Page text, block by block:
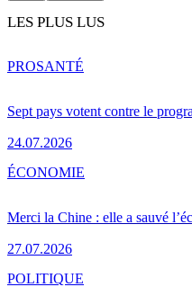
LES PLUS LUS
Sept pays votent contre le
24.07.2026
PROSANTÉ
Merci la Chine : elle a sauvé
27.07.2026
ÉCONOMIE
POLITIQUE